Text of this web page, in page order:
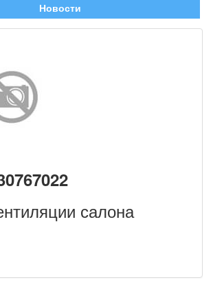
Новости
салона